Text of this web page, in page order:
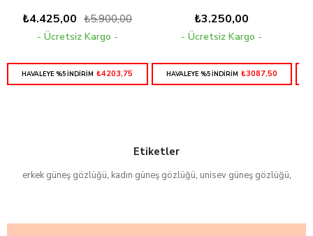
₺4.425,00 ₺5.900,00
Ücretsiz Kargo
HAVALEYE %5 İNDİRİM ₺4203,75
₺3.250,00
Ücretsiz Kargo
HAVALEYE %5 İNDİRİM ₺3087,50
Etiketler
erkek güneş gözlüğü, kadın güneş gözlüğü, unisev güneş gözlüğü,